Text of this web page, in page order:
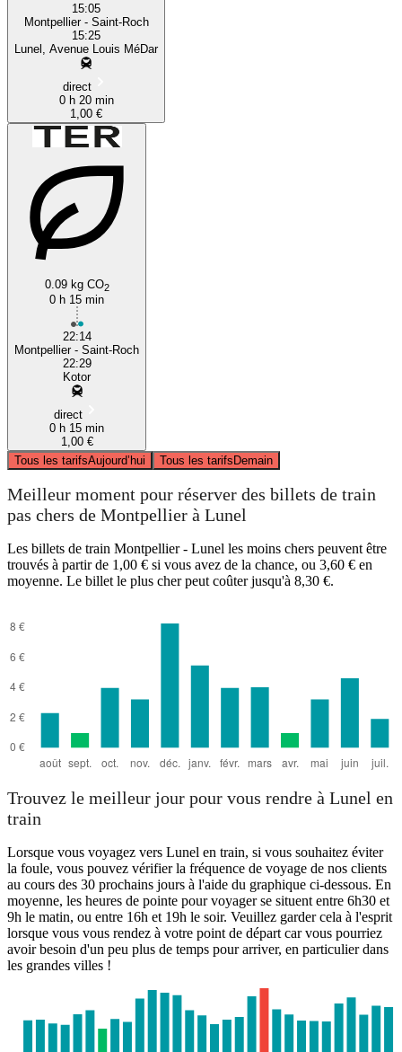
15:05
Montpellier - Saint-Roch
15:25
Lunel, Avenue Louis MéDar
direct
0 h 20 min
1,00 €
0.09 kg CO2
0 h 15 min
22:14
Montpellier - Saint-Roch
22:29
Kotor
direct
0 h 15 min
1,00 €
Tous les tarifsAujourd’hui Tous les tarifsDemain
Meilleur moment pour réserver des billets de train
pas chers de Montpellier à Lunel
Les billets de train Montpellier - Lunel les moins chers peuvent être
trouvés à partir de 1,00 € si vous avez de la chance, ou 3,60 € en
moyenne. Le billet le plus cher peut coûter jusqu'à 8,30 €.
Trouvez le meilleur jour pour vous rendre à Lunel en
train
Lorsque vous voyagez vers Lunel en train, si vous souhaitez éviter
la foule, vous pouvez vérifier la fréquence de voyage de nos clients
au cours des 30 prochains jours à l'aide du graphique ci-dessous. En
moyenne, les heures de pointe pour voyager se situent entre 6h30 et
9h le matin, ou entre 16h et 19h le soir. Veuillez garder cela à l'esprit
lorsque vous vous rendez à votre point de départ car vous pourriez
avoir besoin d'un peu plus de temps pour arriver, en particulier dans
les grandes villes !